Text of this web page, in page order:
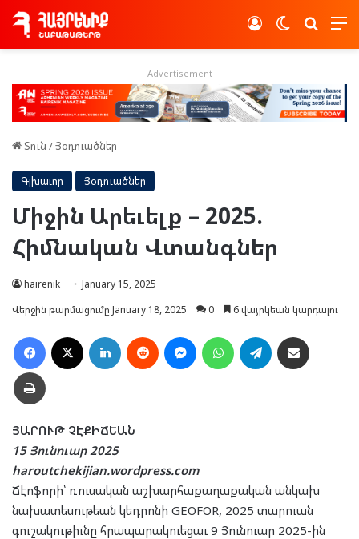
Switch skin
Log In
Advertisement
Տուն /Յօդուածներ
Գլխաւոր Յօդուածներ
Միջին Արեւելք – 2025.
Հիմնական Վտանգներ
hairenik
January 15, 2025
Վերջին թարմացումը January 18, 2025
0 6 վայրկեան կարդալու
Facebook LinkedIn Reddit MessengerWhatsAppTelegram
Տպել
ՅԱՐՈՒԹ ՉԷՔԻՃԵԱՆ
15 Յունուար 2025
haroutchekijian.wordpress.com
Ճէոֆորի՝ ռուսական աշխարհաքաղաքական անկախ
նախատեսութեան կեդրոնի GEOFOR, 2025 տարուան
գուշակութիւնը հրապարակուեցաւ 9 Յունուար 2025-ին